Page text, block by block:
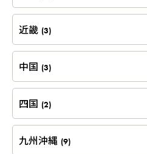
近畿 (3)
中国 (3)
四国 (2)
九州沖縄 (9)